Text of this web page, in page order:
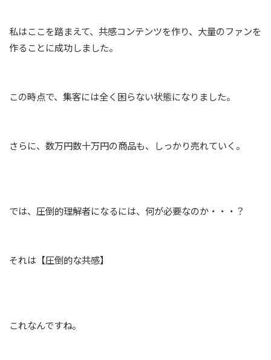
私はここを踏まえて、共感コンテンツを作り、大量のファンを
作ることに成功しました。
この時点で、集客には全く困らない状態になりました。
さらに、数万円数十万円の商品も、しっかり売れていく。
では、圧倒的理解者になるには、何が必要なのか・・・？
それは【圧倒的な共感】
これなんですね。